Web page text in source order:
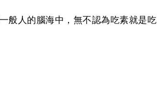
般人的腦海中，無不認為吃素就是吃